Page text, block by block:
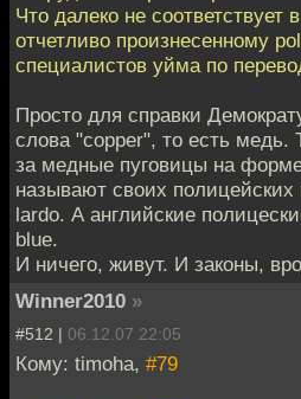
Что далеко не соответствует
отчетливо произнесенному
специалистов уйма по
Просто для справки
слова "copper", то есть медь.
за медные пуговицы на
называют своих
lardo. А английские
blue.
И ничего, живут. И законы,
Winner2010 »
#512 | 06.12.07 22:05
Кому: timoha, #79